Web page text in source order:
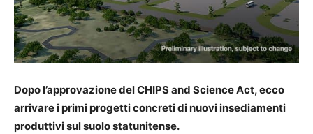
Dopo l’approvazione del CHIPS and Science Act, ecco
arrivare i primi progetti concreti di nuovi insediamenti
produttivi sul suolo statunitense.